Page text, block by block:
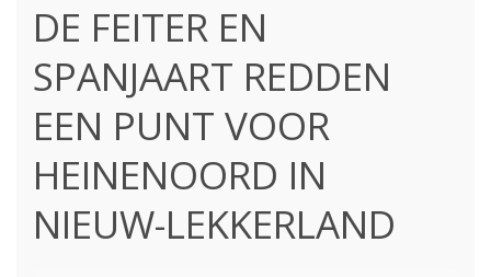
DE FEITER EN
SPANJAART REDDEN
EEN PUNT VOOR
HEINENOORD IN
NIEUW-LEKKERLAND